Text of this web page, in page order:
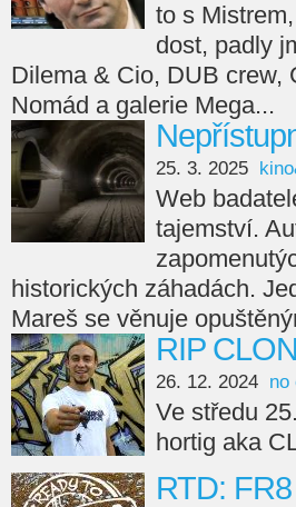
to s
dost, padly
Dilema & Cio, DUB crew,
Nomád a galerie Mega...
25. 3. 2025
Web
tajemství.
historických záhadách.
Mareš se věnuje
RIP
26. 12. 2024 no
Ve středu
hortig aka
RTD: